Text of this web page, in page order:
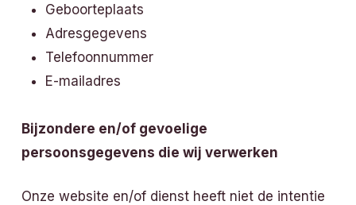
Geboorteplaats
Adresgegevens
Telefoonnummer
E-mailadres
Bijzondere en/of gevoelige
persoonsgegevens die wij verwerken
Onze website en/of dienst heeft niet de intentie